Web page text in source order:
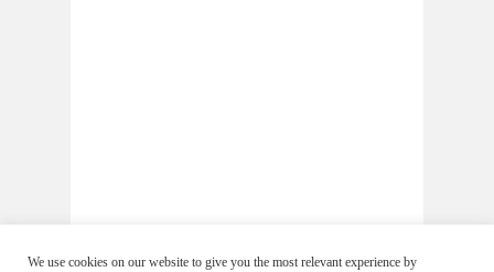
We use cookies on our website to give you the most relevant experience by